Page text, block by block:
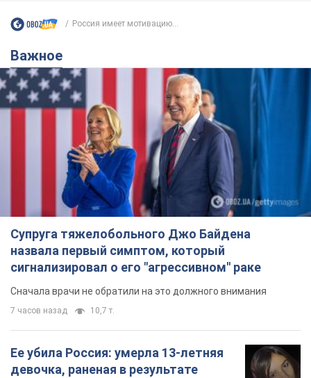
Россия имеет мотивацию...
Важное
Супруга тяжелобольного Джо Байдена
назвала первый симптом, который
сигнализировал о его "агрессивном" раке
Сначала врачи не обратили на это должного внимания
7 часов назад 10,7 т.
Ее убила Россия: умерла 13-летняя
девочка, раненая в результате